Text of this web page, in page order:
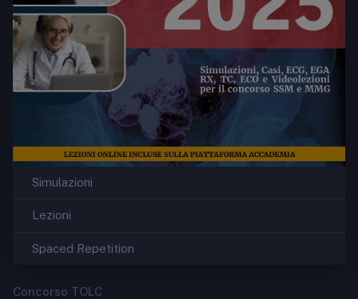
Simulazioni
Lezioni
Spaced Repetition
Concorso TOLC